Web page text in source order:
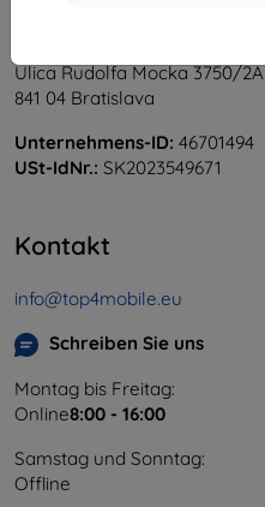
Ulica Rudolfa Mocka 3750/2A
841 04 Bratislava
Unternehmens-ID: 46701494
USt-IdNr.: SK2023549671
Kontakt
info@top4mobile.eu
Schreiben Sie uns
Montag bis Freitag:
Online8:00 - 16:00
Samstag und Sonntag:
Offline